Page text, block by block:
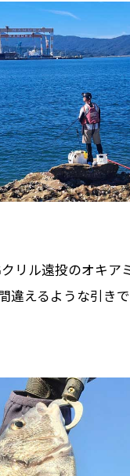
リル遠投のオキア
違えるような引き